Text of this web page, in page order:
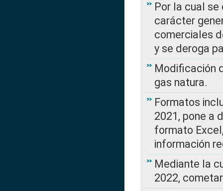
Por la cual
carácter
comerciales
y se deroga
Modificación
gas natura.
Formatos
2021, pone a
formato
información
Mediante la
2022,